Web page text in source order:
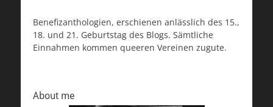
Benefizanthologien, erschienen anlässlich des 15.,
18. und 21. Geburtstag des Blogs. Sämtliche
Einnahmen kommen queeren Vereinen zugute.
About me